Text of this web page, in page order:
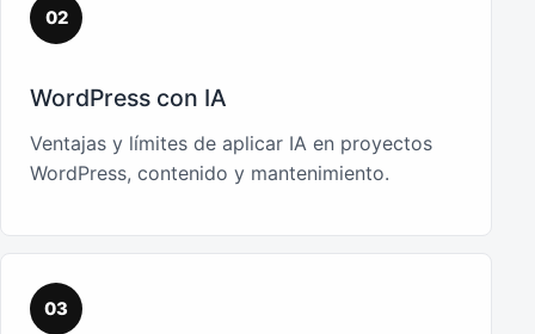
02
WordPress con IA
Ventajas y límites de aplicar IA en proyectos
WordPress, contenido y mantenimiento.
03